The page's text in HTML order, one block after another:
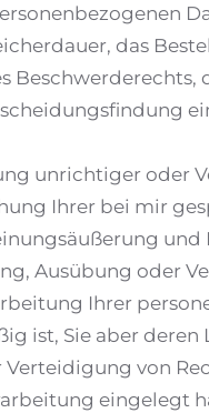
das
unrichtiger
Ihrer bei mir
Ausübung oder
Ihrer
ist, Sie aber
von
eingelegt